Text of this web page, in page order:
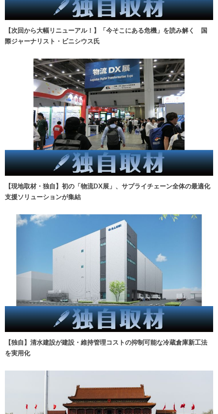
【次回から大幅リニューアル！】「今そこにある危機」を読み解く 国
際ジャーナリスト・ビニシウス氏
【現地取材・独自】初の「物流DX展」、サプライチェーン全体の最適化
支援ソリューションが集結
【独自】清水建設が建設・維持管理コストの抑制可能な冷蔵倉庫新工法
を実用化